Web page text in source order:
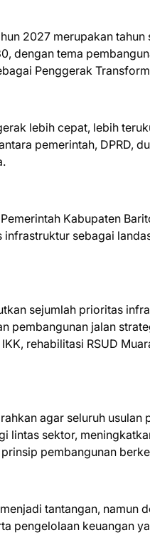
2027 merupakan tahun
dengan tema
Penggerak
lebih cepat, lebih
pemerintah, DPRD,
Kabupaten
sebagai
sejumlah prioritas
pembangunan jalan
rehabilitasi RSUD
agar seluruh
lintas sektor,
pembangunan
tantangan, namun
pengelolaan keuangan